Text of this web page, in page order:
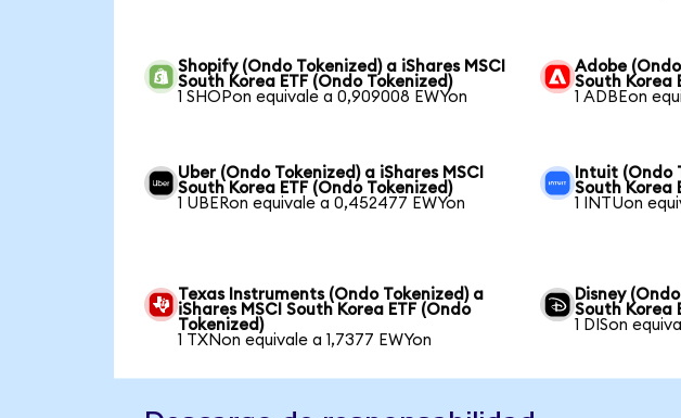
Shopify (Ondo Tokenized) a iShares MSCI
South Korea ETF (Ondo Tokenized)
1 SHOPon equivale a 0,909008 EWYon
Adobe
South Korea
1 ADBEon
Uber (Ondo Tokenized) a iShares MSCI
South Korea ETF (Ondo Tokenized)
1 UBERon equivale a 0,452477 EWYon
Intuit (Ondo
South Korea
1 INTUon
Texas Instruments (Ondo Tokenized) a
iShares MSCI South Korea ETF (Ondo
Tokenized)
1 TXNon equivale a 1,7377 EWYon
Disney
South Korea
1 DISon